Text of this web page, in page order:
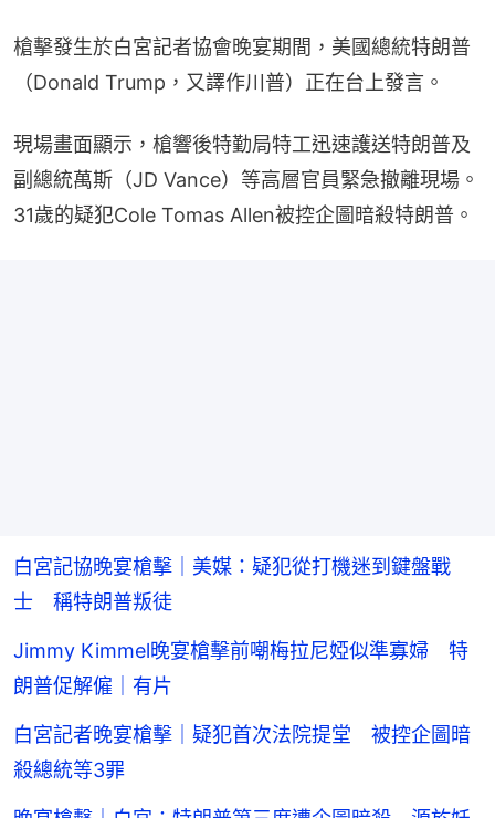
槍擊發生於白宮記者協會晚宴期間，美國總統特朗普
（Donald Trump，又譯作川普）正在台上發言。
現場畫面顯示，槍響後特勤局特工迅速護送特朗普及
副總統萬斯（JD Vance）等高層官員緊急撤離現場。
31歲的疑犯Cole Tomas Allen被控企圖暗殺特朗普。
白宮記協晚宴槍擊｜美媒：疑犯從打機迷到鍵盤戰
士 稱特朗普叛徒
Jimmy Kimmel晚宴槍擊前嘲梅拉尼婭似準寡婦 特
朗普促解僱｜有片
白宮記者晚宴槍擊｜疑犯首次法院提堂 被控企圖暗
殺總統等3罪